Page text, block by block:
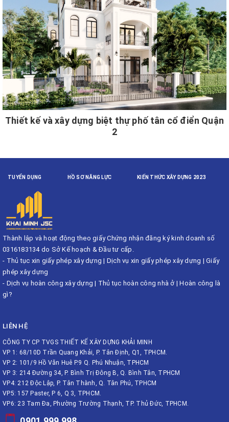
Thiết kế và xây dựng biệt thự phố tân cổ điển Quận
2
TUYỂN DỤNG HỒ SƠ NĂNG LỰC KIẾN THỨC XÂY DỰNG 2023
Thành lập và hoạt động theo giấy Chứng nhận đăng ký kinh doanh số
0316183134 do Sở Kế hoạch & Đầu tư cấp.
- Thủ tục xin giấy phép xây dựng | Dịch vụ xin giấy phép xây dựng | Giấy
phép xây dựng
- Dịch vụ hoàn công xây dựng | Thủ tục hoàn công nhà ở |Hoàn công là
gì?
LIÊN HỆ
CÔNG TY CP TVGS THIẾT KẾ XÂY DỰNG KHẢI MINH
VP 1: 68/10D Trần Quang Khải, P. Tân Định, Q1, TPHCM.
VP 2: 101/9 Hồ Văn Huê P.9 Q. Phú Nhuận, TPHCM
VP 3: 214 Đường 34, P. Bình Trị Đông B, Q. Bình Tân, TPHCM
VP4: 212 Độc Lập, P. Tân Thành, Q. Tân Phú, TPHCM
VP5: 157 Paster, P 6, Q 3, TPHCM.
VP6: 23 Tam Đa, Phường Trường Thạnh, TP. Thủ Đức, TPHCM.